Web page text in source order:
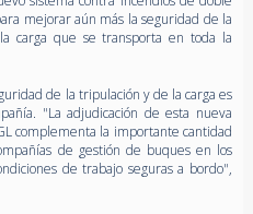
mejorar aún más la seguridad de la
carga que se transporta en toda la
de la tripulación y de la carga es
"La adjudicación de esta nueva
complementa la importante cantidad
de gestión de buques en los
de trabajo seguras a bordo",